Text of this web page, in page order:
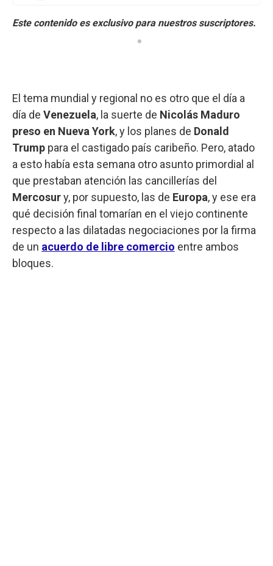
El tema mundial y regional no es otro que el día a
día de Venezuela, la suerte de Nicolás Maduro
preso en Nueva York, y los planes de Donald
Trump para el castigado país caribeño. Pero, atado
a esto había esta semana otro asunto primordial al
que prestaban atención las cancillerías del
Mercosury, por supuesto, las de Europa, y ese era
qué decisión final tomarían en el viejo continente
respecto a las dilatadas negociaciones por la firma
de un acuerdo de libre comercio entre ambos
bloques.